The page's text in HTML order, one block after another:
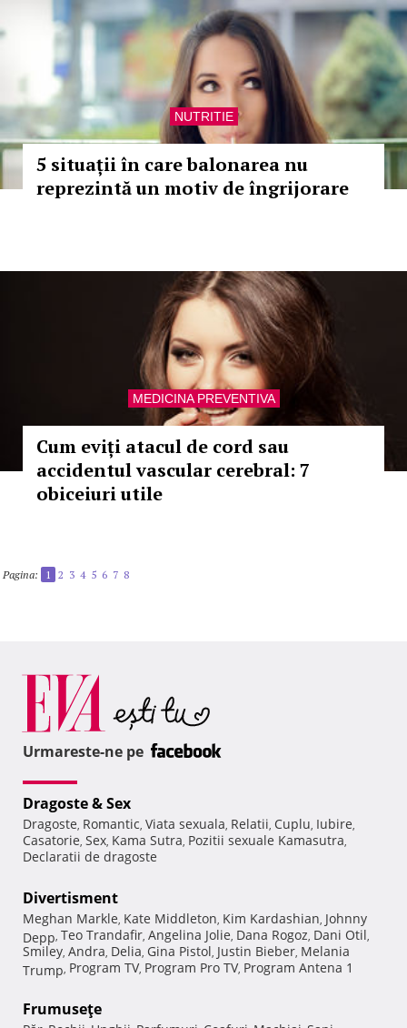
NUTRITIE
5 situații în care balonarea nu
reprezintă un motiv de îngrijorare
MEDICINA PREVENTIVA
Cum eviți atacul de cord sau
accidentul vascular cerebral: 7
obiceiuri utile
Pagina: 1 2 3 4 5 6 7 8
Urmareste-ne pe
Dragoste & Sex
Dragoste, Romantic, Viata sexuala, Relatii, Cuplu, Iubire,
Casatorie, Sex, Kama Sutra, Pozitii sexuale Kamasutra,
Declaratii de dragoste
Divertisment
Meghan Markle, Kate Middleton, Kim Kardashian, Johnny
Depp, Teo Trandafir, Angelina Jolie, Dana Rogoz, Dani Otil,
Smiley, Andra, Delia, Gina Pistol, Justin Bieber, Melania
Trump, Program TV, Program Pro TV, Program Antena 1
Frumuseţe